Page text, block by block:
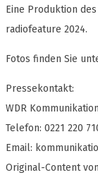
Eine Produktion
radiofeature 2024.
Fotos finden Sie
Pressekontakt:
WDR Kommunikation
Telefon: 0221 220
Email:
Original-Content